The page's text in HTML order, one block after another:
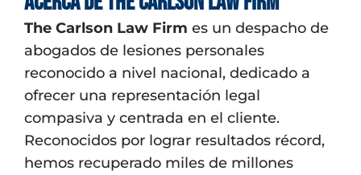
The Carlson Law Firm es un despacho de
abogados de lesiones personales
reconocido a nivel nacional, dedicado a
ofrecer una representación legal
compasiva y centrada en el cliente.
Reconocidos por lograr resultados récord,
hemos recuperado miles de millones